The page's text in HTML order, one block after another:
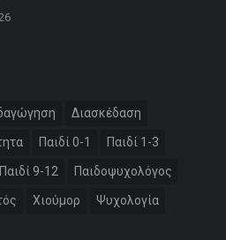
Διασκέδαση
Παιδί 0-1 Παιδί 1-3
Παιδί 9-12 Παιδοψυχολόγος
Χιούμορ Ψυχολογία